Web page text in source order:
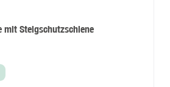
mit Steigschutzschiene